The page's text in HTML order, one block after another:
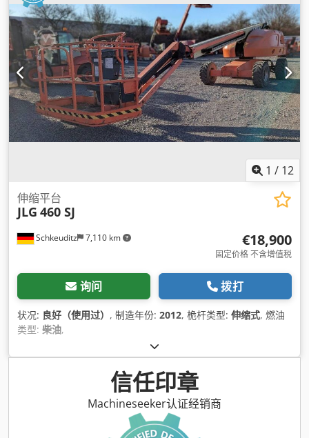
1 / 12
Schkeuditz 7,110 km
伸缩平台
JLG 460 SJ
€18,900
固定价格 不含增值税
询问 拨打
状况: 良好（使用过） , 制造年份: 2012, 桅杆类型: 伸缩式, 燃油
类型: 柴油,
信任印章
Machineseeker认证经销商